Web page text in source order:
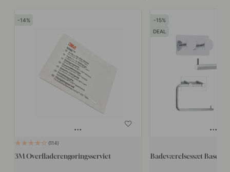
14
114
3M Overfladerengøringsserviet
15
DEAL
Badeværelsessæt Base